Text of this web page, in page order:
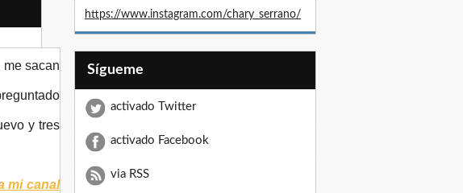
me sacan
y tres
mi canal
https://www.instagram.com/chary_serrano/
Sígueme
activado Twitter
activado Facebook
via RSS